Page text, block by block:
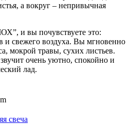
а вокруг – непривычная
и вы почувствуете это:
и свежего воздуха. Вы мгновенно
мокрой травы, сухих листьев.
очень уютно, спокойно и
лад.
свеча